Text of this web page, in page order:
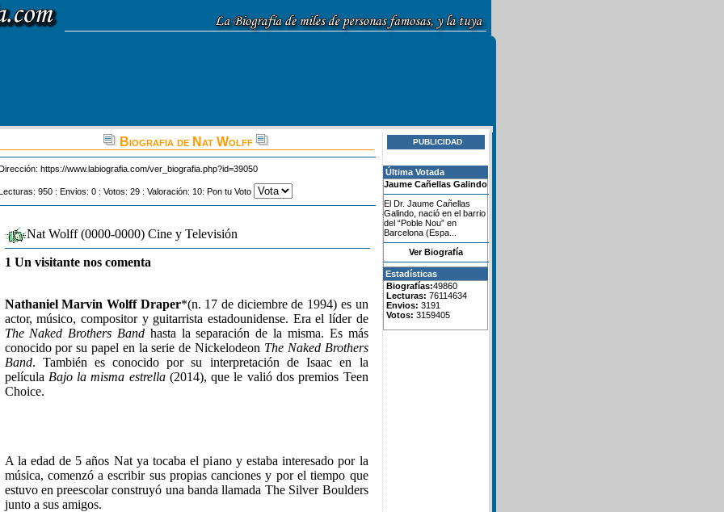
Biografia de Nat Wolff
https://www.labiografia.com/ver_biografia.php?id=39050
950 : Envios: 0 : Votos: 29 : Valoración: 10: Pon tu Voto
Nat Wolff (0000-0000) Cine y Televisión
1 Un visitante nos comenta
Nathaniel Marvin Wolff Draper*(n. 17 de diciembre de 1994) es un
actor, músico, compositor y guitarrista estadounidense. Era el líder de
The Naked Brothers Bandhasta la separación de la misma. Es más
conocido por su papel en la serie de Nickelodeon The Naked Brothers
Band. También es conocido por su interpretación de Isaac en la
película Bajo la misma estrella(2014), que le valió dos premios Teen
Choice.
A la edad de 5 años Nat ya tocaba el piano y estaba interesado por la
música, comenzó a escribir sus propias canciones y por el tiempo que
estuvo en preescolar construyó una banda llamada The Silver Boulders
junto a sus amigos.
PUBLICIDAD
Última Votada
Jaume Cañellas Galindo
El Dr. Jaume Cañellas
Galindo, nació en el barrio
del “Poble Nou” en
Barcelona (Espa...
Ver Biografía
Estadísticas
Biografías:49860
Lecturas: 76114634
Envios: 3191
Votos: 3159405